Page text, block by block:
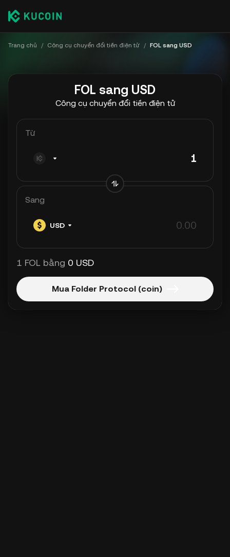
Trang chủ / Công cụ chuyển đổi tiền điện tử / FOL sang USD
FOL sang USD
Công cụ chuyển đổi tiền điện tử
Từ
Sang
USD
1 FOL bằng 0 USD
Mua Folder Protocol (coin)